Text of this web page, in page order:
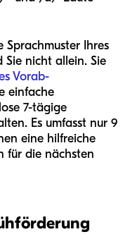
Sprachmuster Ihres
Sie nicht allein. Sie
Vorab-
einfache
7-tägige
Es umfasst nur 9
eine hilfreiche
für die nächsten